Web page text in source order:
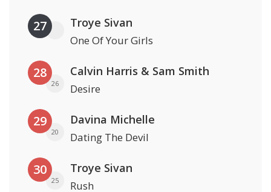
27 Troye Sivan
One Of Your Girls
28
26
Calvin Harris & Sam Smith
Desire
29
20
Davina Michelle
Dating The Devil
30
25
Troye Sivan
Rush